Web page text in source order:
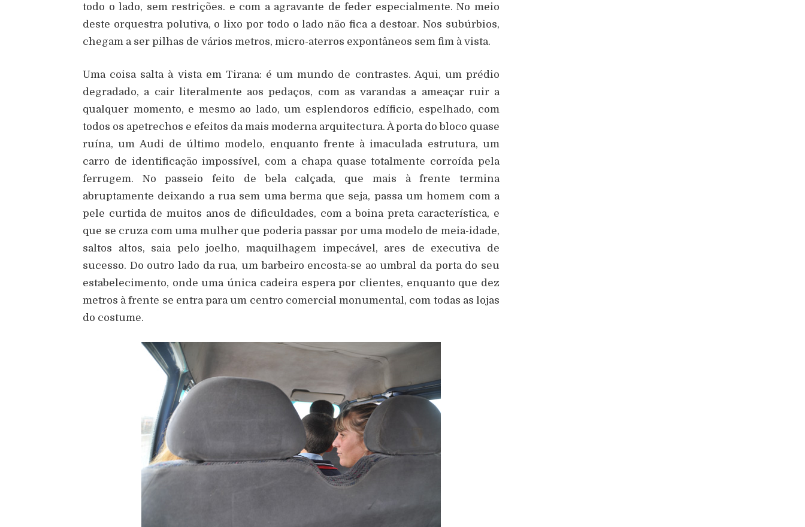
todo o lado, sem restrições. e com a agravante de feder especialmente. No meio
deste orquestra polutiva, o lixo por todo o lado não fica a destoar. Nos subúrbios,
chegam a ser pilhas de vários metros, micro-aterros expontâneos sem fim à vista.
Uma coisa salta à vista em Tirana: é um mundo de contrastes. Aqui, um prédio
degradado, a cair literalmente aos pedaços, com as varandas a ameaçar ruir a
qualquer momento, e mesmo ao lado, um esplendoros edíficio, espelhado, com
todos os apetrechos e efeitos da mais moderna arquitectura. À porta do bloco quase
ruína, um Audi de último modelo, enquanto frente à imaculada estrutura, um
carro de identificação impossível, com a chapa quase totalmente corroída pela
ferrugem. No passeio feito de bela calçada, que mais à frente termina
abruptamente deixando a rua sem uma berma que seja, passa um homem com a
pele curtida de muitos anos de dificuldades, com a boina preta característica, e
que se cruza com uma mulher que poderia passar por uma modelo de meia-idade,
saltos altos, saia pelo joelho, maquilhagem impecável, ares de executiva de
sucesso. Do outro lado da rua, um barbeiro encosta-se ao umbral da porta do seu
estabelecimento, onde uma única cadeira espera por clientes, enquanto que dez
metros à frente se entra para um centro comercial monumental, com todas as lojas
do costume.